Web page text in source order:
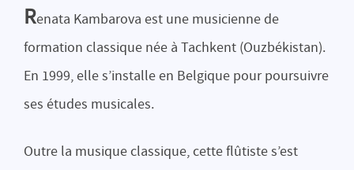
Renata Kambarova est une musicienne de
formation classique née à Tachkent (Ouzbékistan).
En 1999, elle s’installe en Belgique pour poursuivre
ses études musicales.
Outre la musique classique, cette flûtiste s’est